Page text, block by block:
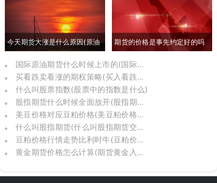
今天期货大涨是什么原因(原油
期货大涨是什么原因)
期货的价格是事先约定好的吗
(期货约定价格吗)
国际原油期货什么时候上市的(国际原油期货怎么了)
买看跌卖看涨的期权策略(买入看跌卖出看涨期权)
什么叫股票指数(股票中的指数是什么)
股指期货什么时候全面放开(股指期货几几年推出)
美豆价格对应豆粕价格(美豆粕价格换算)
什么叫股指期货(什么叫股指期货交割日)
豆粕价格行情走势比利时牛(豆粕价格走势分析)
黄金期货价格怎么计算(期货黄金入门基础知识)